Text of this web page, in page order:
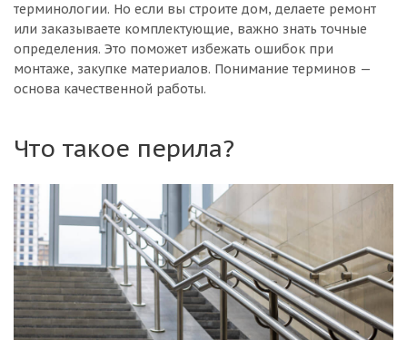
терминологии. Но если вы строите дом, делаете ремонт
или заказываете комплектующие, важно знать точные
определения. Это поможет избежать ошибок при
монтаже, закупке материалов. Понимание терминов —
основа качественной работы.
Что такое перила?